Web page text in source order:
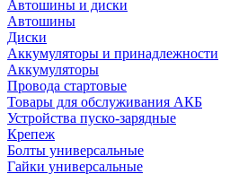
Автошины и диски
Автошины
Диски
Аккумуляторы и принадлежности
Аккумуляторы
Провода стартовые
Товары для обслуживания АКБ
Устройства пуско-зарядные
Крепеж
Болты универсальные
Гайки универсальные